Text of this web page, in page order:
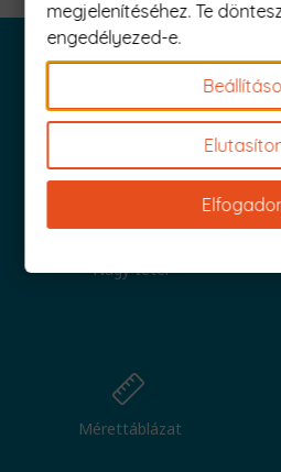
Iratkozz fel és küldjük is az
Nagy tétel
Mérettáblázat
megjelenítéséhez. Te
engedélyezed-e.